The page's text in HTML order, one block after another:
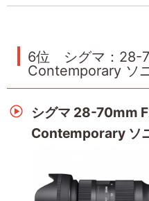
6位 シグマ：28-
Contemporary ソ
シグマ 28-70mm
Contemporary ソ